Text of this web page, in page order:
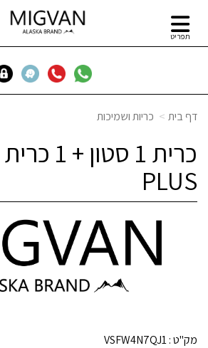
תפריט
דף בית כריות ושמיכות
PLUS
מק"ט :VSFW4N7QJ1